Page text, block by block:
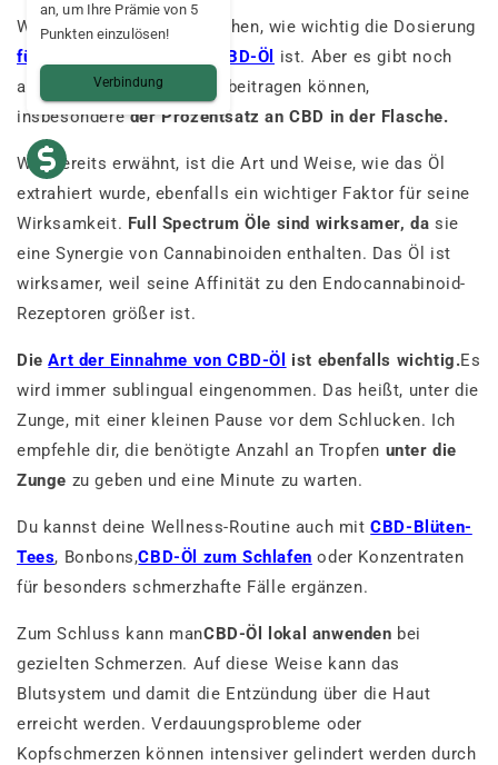
Wir haben zusammen gesehen, wie wichtig die Dosierung
für die Wirksamkeit von CBD-Öl
ist. Aber es gibt noch
andere Faktoren, die dazu beitragen können,
insbesondereder Prozentsatz an CBD in der Flasche.
Wie bereits erwähnt, ist die Art und Weise, wie das Öl
extrahiert wurde, ebenfalls ein wichtiger Faktor für seine
Wirksamkeit. Full Spectrum Öle sind wirksamer, da sie
eine Synergie von Cannabinoiden enthalten. Das Öl ist
wirksamer, weil seine Affinität zu den Endocannabinoid-
Rezeptoren größer ist.
DieArt der Einnahme von CBD-Öl ist ebenfalls wichtig.Es
wird immer sublingual eingenommen. Das heißt, unter die
Zunge, mit einer kleinen Pause vor dem Schlucken. Ich
empfehle dir, die benötigte Anzahl an Tropfen unter die
Zunge zu geben und eine Minute zu warten.
Du kannst deine Wellness-Routine auch mitCBD-Blüten-
Tees, Bonbons,CBD-Öl zum Schlafen oder Konzentraten
für besonders schmerzhafte Fälle ergänzen.
Zum Schluss kann manCBD-Öl lokal anwenden bei
gezielten Schmerzen. Auf diese Weise kann das
Blutsystem und damit die Entzündung über die Haut
erreicht werden. Verdauungsprobleme oder
Kopfschmerzen können intensiver gelindert werden durch
an, um Ihre Prämie von 5
Punkten einzulösen!
Verbindung